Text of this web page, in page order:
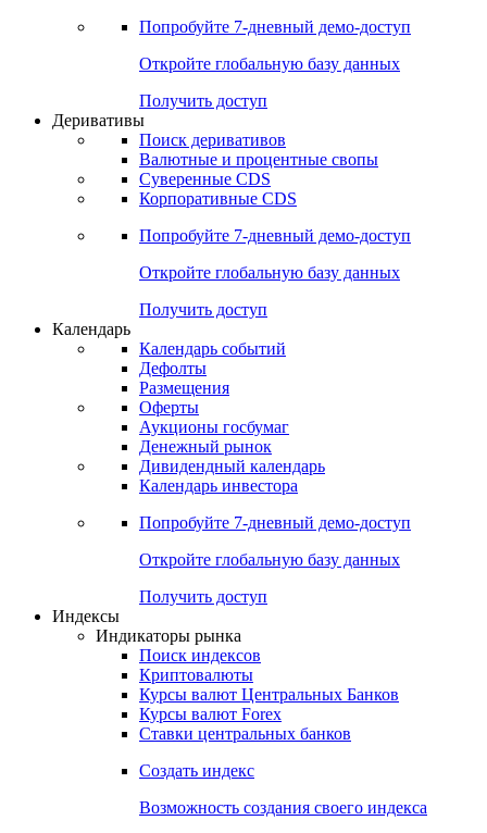
Попробуйте 7-дневный демо-доступ
Откройте глобальную базу данных
Получить доступ
Деривативы
Поиск деривативов
Валютные и процентные свопы
Суверенные CDS
Корпоративные CDS
Попробуйте 7-дневный демо-доступ
Откройте глобальную базу данных
Получить доступ
Календарь
Календарь событий
Дефолты
Размещения
Оферты
Аукционы госбумаг
Денежный рынок
Дивидендный календарь
Календарь инвестора
Попробуйте 7-дневный демо-доступ
Откройте глобальную базу данных
Получить доступ
Индексы
Индикаторы рынка
Поиск индексов
Криптовалюты
Курсы валют Центральных Банков
Курсы валют Forex
Ставки центральных банков
Создать индекс
Возможность создания своего индекса